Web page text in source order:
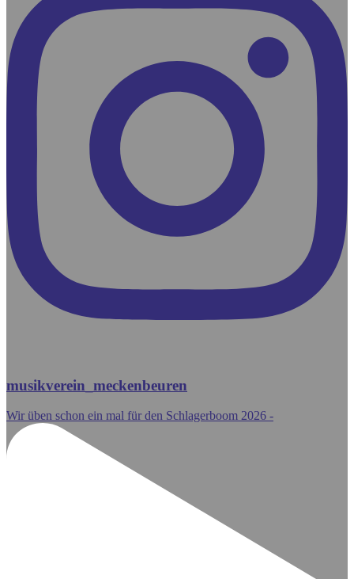
musikverein_meckenbeuren
Wir üben schon ein mal für den Schlagerboom 2026 -